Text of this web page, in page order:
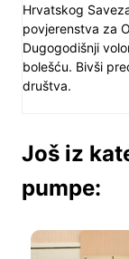
Hrvatskog
povjerenstva za
Dugogodišnji
bolešću. Bivši
društva.
Još iz
pumpe: